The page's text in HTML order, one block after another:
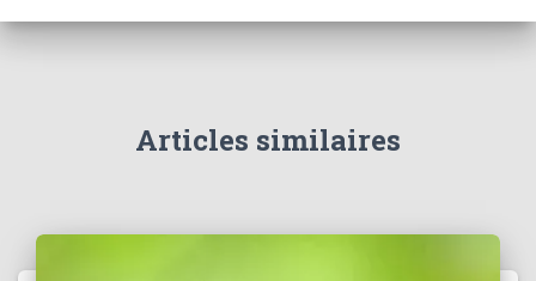
Articles similaires